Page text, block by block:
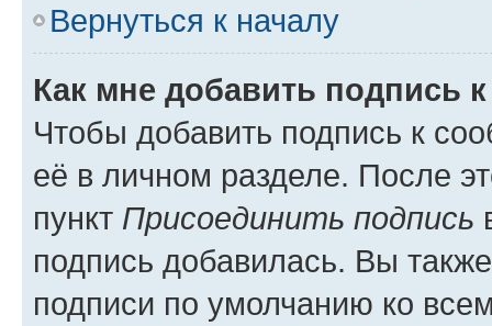
Вернуться к началу
Как мне добавить подпись
Чтобы добавить подпись к
её в личном разделе. После
пункт Присоединить подпись
подпись добавилась. Вы
подписи по умолчанию ко